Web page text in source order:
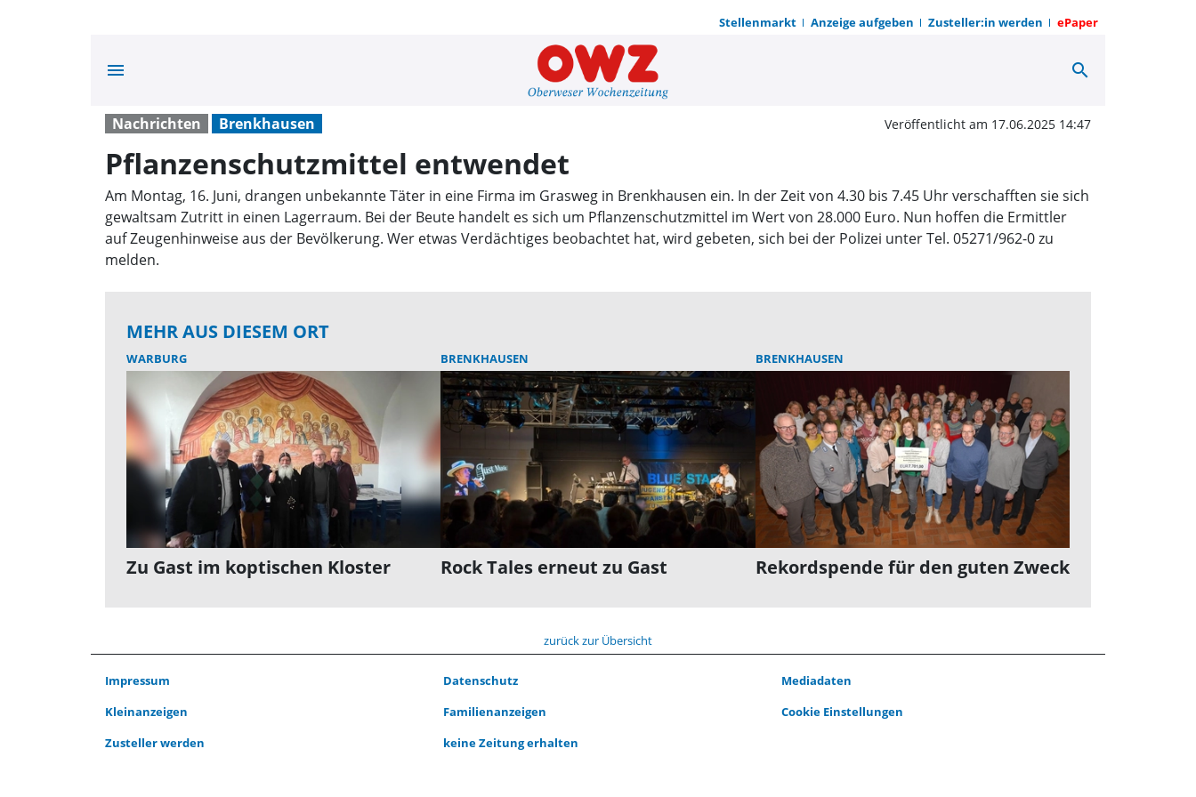
Stellenmarkt Anzeige aufgeben Zusteller:in werden ePaper
menu Pflanzenschutzmittel entwendet |
search
Nachrichten Brenkhausen Veröffentlicht am 17.06.2025 14:47
Pflanzenschutzmittel entwendet
Am Montag, 16. Juni, drangen unbekannte Täter in eine Firma im Grasweg in Brenkhausen ein. In der Zeit von 4.30 bis 7.45 Uhr verschafften sie sich
gewaltsam Zutritt in einen Lagerraum. Bei der Beute handelt es sich um Pflanzenschutzmittel im Wert von 28.000 Euro. Nun hoffen die Ermittler
auf Zeugenhinweise aus der Bevölkerung. Wer etwas Verdächtiges beobachtet hat, wird gebeten, sich bei der Polizei unter Tel. 05271/962-0 zu
melden.
MEHR AUS DIESEM ORT
WARBURG
Zu Gast im koptischen Kloster
BRENKHAUSEN
Rock Tales erneut zu Gast
BRENKHAUSEN
Rekordspende für den guten Zweck
zurück zur Übersicht
Impressum Datenschutz
Mediadaten
Kleinanzeigen
Familienanzeigen
Cookie Einstellungen
Zusteller werden
keine Zeitung erhalten